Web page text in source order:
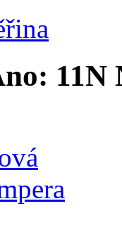
11N